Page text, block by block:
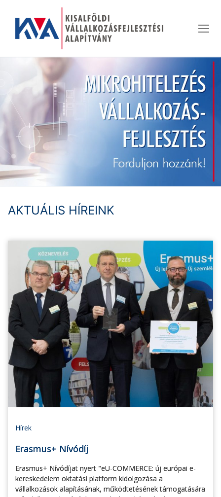
tartalomra
AKTUÁLIS HÍREINK
Hírek
Erasmus+ Nívódíj
Erasmus+ Nívódíjat nyert "eU-COMMERCE: új európai e-
kereskedelem oktatási platform kidolgozása a
vállalkozások alapításának, működtetésének támogatására